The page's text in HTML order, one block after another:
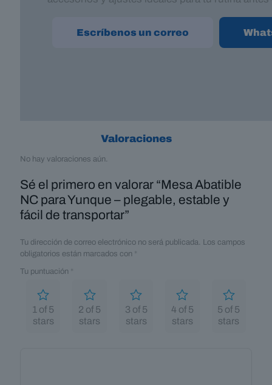
Escríbenos un correo
Valoraciones
No hay valoraciones aún.
Sé el primero en valorar “Mesa Abatible
NC para Yunque – plegable, estable y
fácil de transportar”
Tu dirección de correo electrónico no será publicada. Los campos
obligatorios están marcados con *
Tu puntuación *
1 of 5
stars
2 of 5
stars
3 of 5
stars
4 of 5
stars
5 of 5
stars